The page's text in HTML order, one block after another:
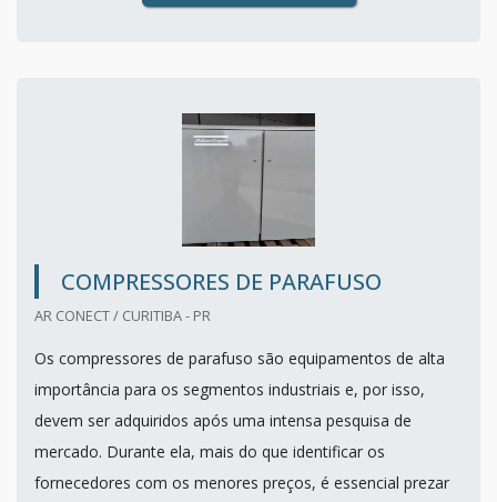
COMPRESSORES DE PARAFUSO
AR CONECT / CURITIBA - PR
Os compressores de parafuso são equipamentos de alta
importância para os segmentos industriais e, por isso,
devem ser adquiridos após uma intensa pesquisa de
mercado. Durante ela, mais do que identificar os
fornecedores com os menores preços, é essencial prezar